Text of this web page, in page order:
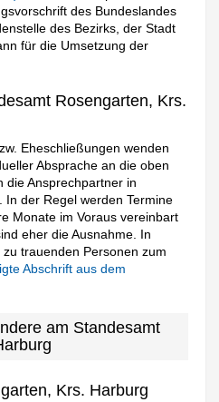
des Bundeslandes
des Bezirks, der Stadt
für die Umsetzung der
Rosengarten, Krs.
Eheschließungen wenden
Absprache an die oben
die Ansprechpartner in
In der Regel werden Termine
Monate im Voraus vereinbart
eher die Ausnahme. In
trauenden Personen zum
Abschrift aus dem
am Standesamt
Krs. Harburg